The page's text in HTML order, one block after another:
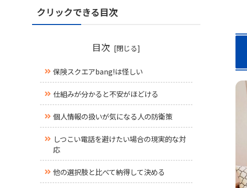
クリックできる目次
目次
保険スクエアbang!は怪しい
仕組みが分かると不安がほどける
個人情報の扱いが気になる人の防衛策
しつこい電話を避けたい場合の現実的な対
応
他の選択肢と比べて納得して決める